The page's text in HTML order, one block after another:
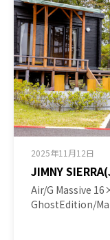
2025年11月12日
JIMNY
Air/G Massive
GhostEdition/